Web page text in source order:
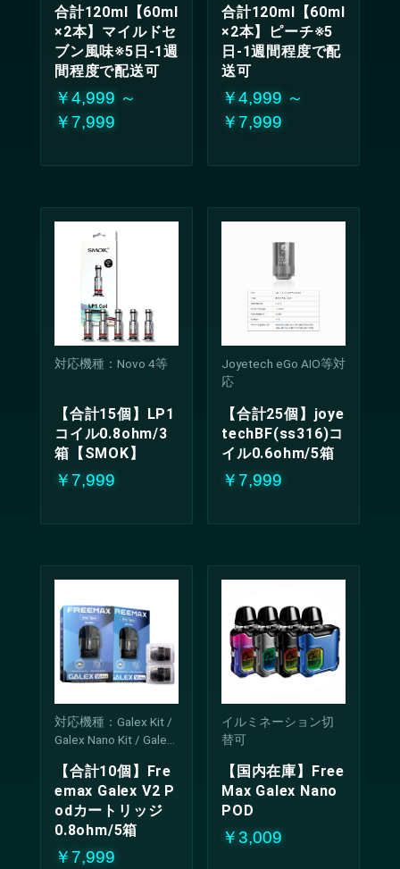
合計120ml【60ml
×2本】マイルドセ
ブン風味※5日-1週
間程度で配送可
￥4,999 ～
￥7,999
合計120ml【60ml
×2本】ピーチ※5
日-1週間程度で配
送可
￥4,999 ～
￥7,999
対応機種：Novo 4等
【合計15個】LP1
コイル0.8ohm/3
箱【SMOK】
￥7,999
Joyetech eGo AIO等対
応
【合計25個】joye
techBF(ss316)コ
イル0.6ohm/5箱
￥7,999
対応機種：Galex Kit /
Galex Nano Kit / Galex
Galex Nano 2 Kit / Gale
x Nano S
【合計10個】Fre
emax Galex V2 P
odカートリッジ
0.8ohm/5箱
￥7,999
イルミネーション切
替可
【国内在庫】Free
Max Galex Nano
POD
￥3,009